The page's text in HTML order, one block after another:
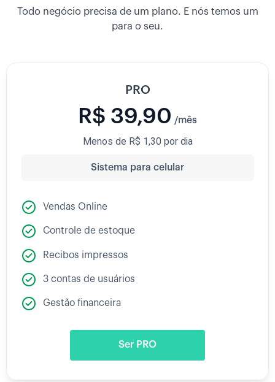
Todo negócio precisa de um plano. E nós temos um
para o seu.
PRO
R$ 39,90 /mês
Menos de R$ 1,30 por dia
Sistema para celular
Vendas Online
Controle de estoque
Recibos impressos
3 contas de usuários
Gestão financeira
Ser PRO